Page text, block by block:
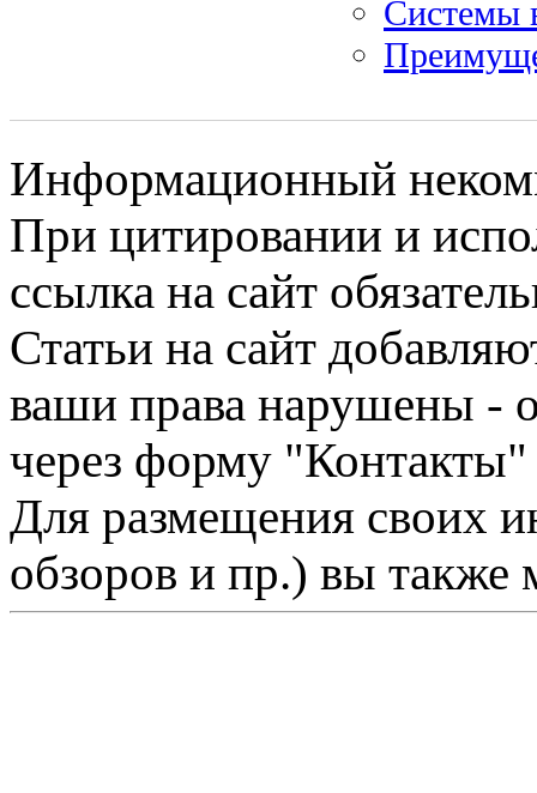
Системы
Информационный
При цитировании и
ссылка на сайт
Статьи на сайт
ваши права нарушены -
через форму "Контакты"
Для размещения своих
обзоров и пр.) вы также